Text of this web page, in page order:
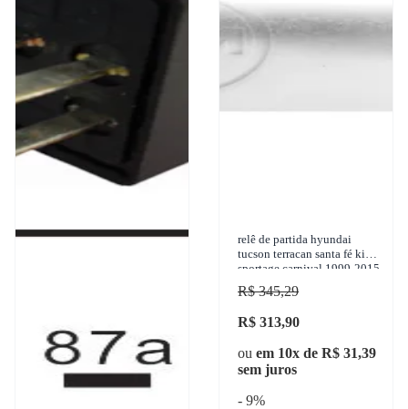
relê de partida hyundai
tucson terracan santa fé kia
sportage carnival 1999-2015
z.m. - 2-392
R$ 345,29
R$ 313,90
ou em 10x de R$ 31,39
sem juros
- 9%